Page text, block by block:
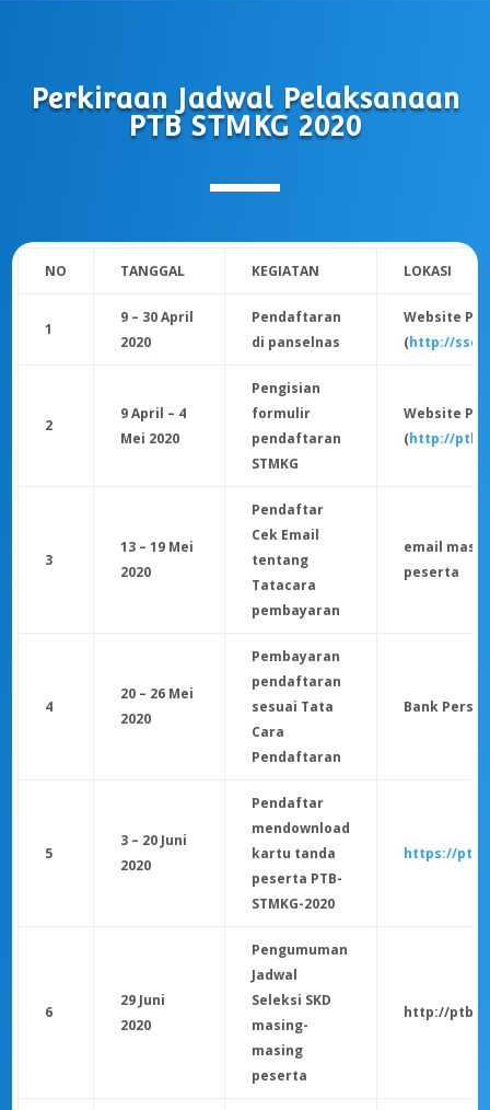
Perkiraan Jadwal Pelaksanaan
PTB STMKG 2020
NO TANGGAL KEGIATAN LOKASI
1
9 – 30 April
2020
Pendaftaran
di panselnas
Website
(http://
2
9 April – 4
Mei 2020
Pengisian
formulir
pendaftaran
STMKG
Website
(http://
3
13 – 19 Mei
2020
Pendaftar
Cek Email
tentang
Tatacara
pembayaran
email
peserta
4
20 – 26 Mei
2020
Pembayaran
pendaftaran
sesuai Tata
Cara
Pendaftaran
Bank
5
3 – 20 Juni
2020
Pendaftar
mendownload
kartu tanda
peserta PTB-
STMKG-2020
https://
6
29 Juni
2020
Pengumuman
Jadwal
Seleksi SKD
masing-
masing
peserta
http://